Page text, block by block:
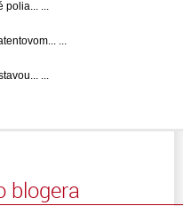
polia... ...
...
...
blogera